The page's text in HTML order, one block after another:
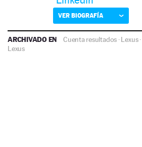
VER BIOGRAFÍA
ARCHIVADO EN Cuenta resultados ·Lexus·
Lexus